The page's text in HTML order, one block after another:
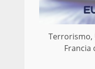
Terrorismo,
Francia